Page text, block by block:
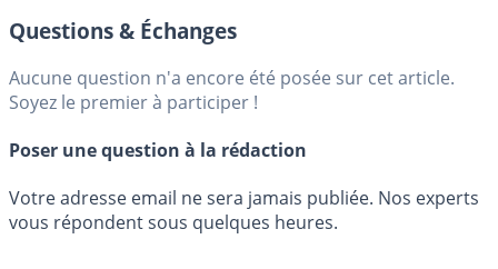
Questions & Échanges
Aucune question n'a encore été posée sur cet article.
Soyez le premier à participer !
Poser une question à la rédaction
Votre adresse email ne sera jamais publiée. Nos experts
vous répondent sous quelques heures.